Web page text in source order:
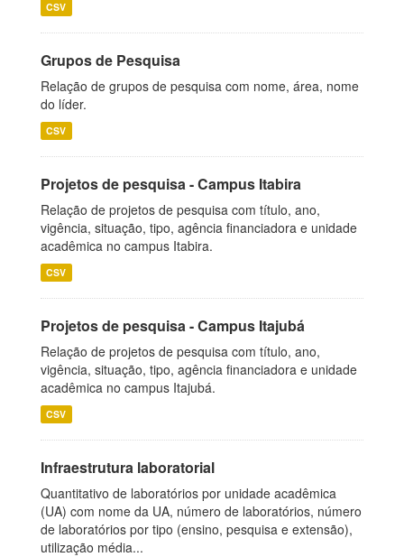
CSV
Grupos de Pesquisa
Relação de grupos de pesquisa com nome, área, nome
do líder.
CSV
Projetos de pesquisa - Campus Itabira
Relação de projetos de pesquisa com título, ano,
vigência, situação, tipo, agência financiadora e unidade
acadêmica no campus Itabira.
CSV
Projetos de pesquisa - Campus Itajubá
Relação de projetos de pesquisa com título, ano,
vigência, situação, tipo, agência financiadora e unidade
acadêmica no campus Itajubá.
CSV
Infraestrutura laboratorial
Quantitativo de laboratórios por unidade acadêmica
(UA) com nome da UA, número de laboratórios, número
de laboratórios por tipo (ensino, pesquisa e extensão),
utilização média...